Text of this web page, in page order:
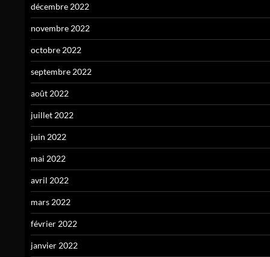
décembre 2022
novembre 2022
octobre 2022
septembre 2022
août 2022
juillet 2022
juin 2022
mai 2022
avril 2022
mars 2022
février 2022
janvier 2022